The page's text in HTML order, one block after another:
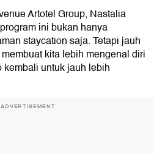
Artotel Group, Nastalia
ini bukan hanya
staycation saja. Tetapi jauh
kita lebih mengenal diri
untuk jauh lebih
ADVERTISEMENT